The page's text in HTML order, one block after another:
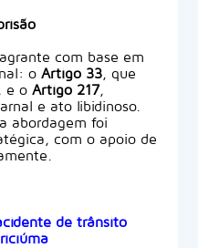
com base em
o Artigo 33, que
e o Artigo 217,
e ato libidinoso.
abordagem foi
com o apoio de
de trânsito